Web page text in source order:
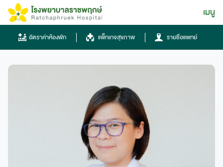
Skip
content
เมนู
ไทย
ไทย
English
Chinese
อัตราค่าห้องพัก แพ็กเกจสุขภาพ รายชื่อแพทย์